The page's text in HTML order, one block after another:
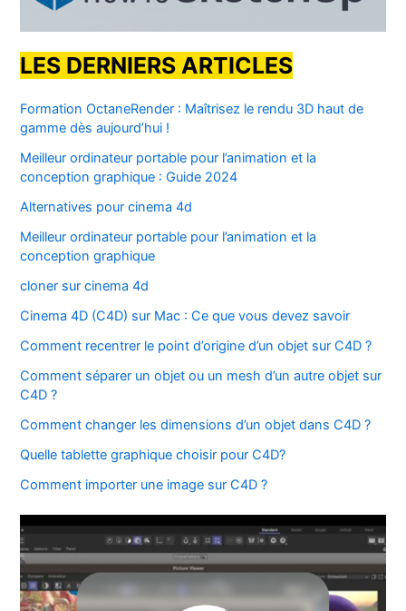
LES DERNIERS ARTICLES
Formation OctaneRender : Maîtrisez le rendu 3D haut de
gamme dès aujourd’hui !
Meilleur ordinateur portable pour l’animation et la
conception graphique : Guide 2024
Alternatives pour cinema 4d
Meilleur ordinateur portable pour l’animation et la
conception graphique
cloner sur cinema 4d
Cinema 4D (C4D) sur Mac : Ce que vous devez savoir
Comment recentrer le point d’origine d’un objet sur C4D ?
Comment séparer un objet ou un mesh d’un autre objet sur
C4D ?
Comment changer les dimensions d’un objet dans C4D ?
Quelle tablette graphique choisir pour C4D?
Comment importer une image sur C4D ?